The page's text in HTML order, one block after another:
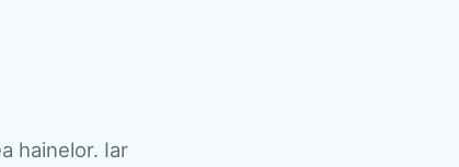
hainelor. Iar